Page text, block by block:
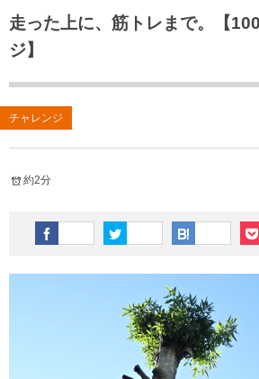
走った上に、筋トレまで。【
ジ】
チャレンジ
約2分
TOEIC800点への道
TOEIC（作戦・ノウハウなど）
TOEIC700点への道
英単語
その他英語関連
川越（埼玉県）
沖縄
神戸
行ってきたあれこれ
旅行関連あれこれ
コスメ
ダイエット
健康あれこれ
美容あれこれ
今日の一枚
月、星、宇宙